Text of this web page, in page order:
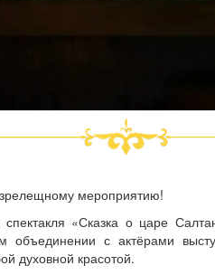
зрелещному мероприятию!
«Сказка о царе
объединении с актёрами
духовной красотой.